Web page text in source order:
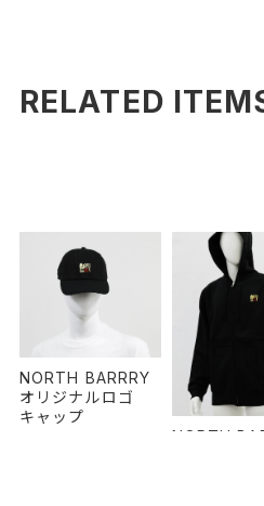
RELATED
NORTH BARRRY
オリジナルロゴ
キャップ
NORTH